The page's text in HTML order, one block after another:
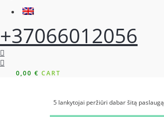
+37066012056
0,00 € CART
5 lankytojai peržiūri dabar šitą paslaugą